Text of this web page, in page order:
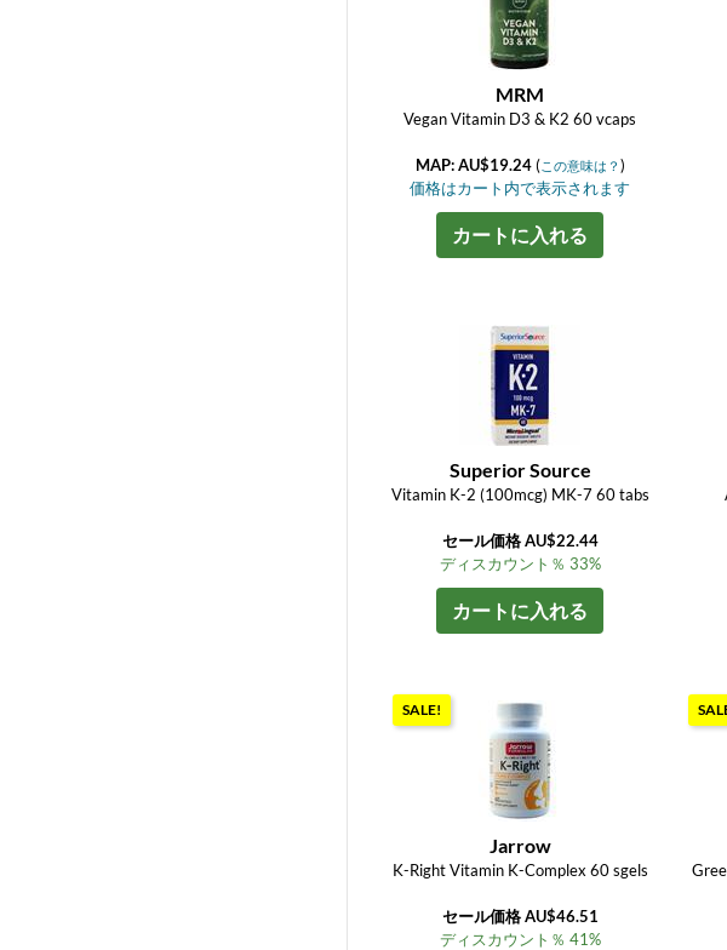
MRM
Vegan Vitamin D3 & K2 60 vcaps
MAP: AU$19.24(この意味は？ )
価格はカート内で表示されます
カートに入れる
Superior Source
Vitamin K-2 (100mcg) MK-7 60 tabs
セール価格 AU$22.44
ディスカウント％ 33%
カートに入れる
SALE!
Jarrow
K-Right Vitamin K-Complex 60 sgels
セール価格 AU$46.51
ディスカウント％ 41%